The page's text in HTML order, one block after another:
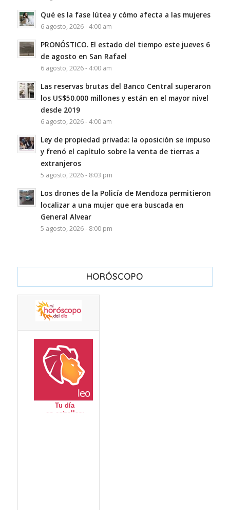
Qué es la fase lútea y cómo afecta a las mujeres
6 agosto, 2026 - 4:00 am
PRONÓSTICO. El estado del tiempo este jueves 6
de agosto en San Rafael
6 agosto, 2026 - 4:00 am
Las reservas brutas del Banco Central superaron
los US$50.000 millones y están en el mayor nivel
desde 2019
6 agosto, 2026 - 4:00 am
Ley de propiedad privada: la oposición se impuso
y frenó el capítulo sobre la venta de tierras a
extranjeros
5 agosto, 2026 - 8:03 pm
Los drones de la Policía de Mendoza permitieron
localizar a una mujer que era buscada en
General Alvear
5 agosto, 2026 - 8:00 pm
HORÓSCOPO